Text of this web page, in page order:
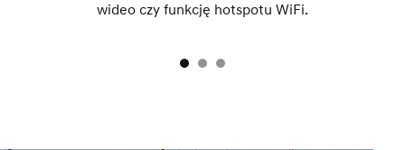
wideo czy funkcję hotspotu WiFi.